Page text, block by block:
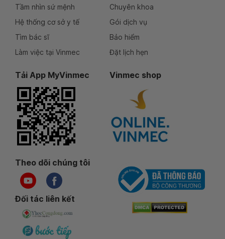
Tầm nhìn sứ mệnh
Hệ thống cơ sở y tế
Tìm bác sĩ
Làm việc tại Vinmec
Chuyên khoa
Gói dịch vụ
Bảo hiểm
Đặt lịch hẹn
Tải App MyVinmec Vinmec shop
Theo dõi chúng tôi
Đối tác liên kết